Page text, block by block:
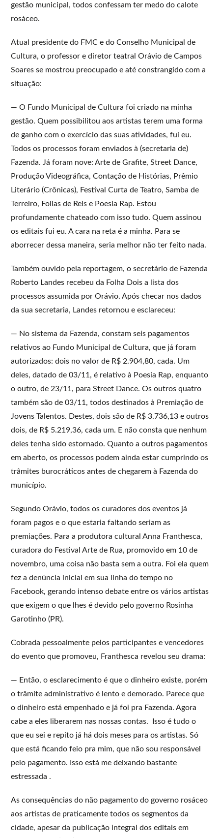
gestão municipal, todos confessam ter medo do calote
rosáceo.
Atual presidente do FMC e do Conselho Municipal de
Cultura, o professor e diretor teatral Orávio de Campos
Soares se mostrou preocupado e até constrangido com a
situação:
— O Fundo Municipal de Cultura foi criado na minha
gestão. Quem possibilitou aos artistas terem uma forma
de ganho com o exercício das suas atividades, fui eu.
Todos os processos foram enviados à (secretaria de)
Fazenda. Já foram nove: Arte de Grafite, Street Dance,
Produção Videográfica, Contação de Histórias, Prêmio
Literário (Crônicas), Festival Curta de Teatro, Samba de
Terreiro, Folias de Reis e Poesia Rap. Estou
profundamente chateado com isso tudo. Quem assinou
os editais fui eu. A cara na reta é a minha. Para se
aborrecer dessa maneira, seria melhor não ter feito nada.
Também ouvido pela reportagem, o secretário de Fazenda
Roberto Landes recebeu da Folha Dois a lista dos
processos assumida por Orávio. Após checar nos dados
da sua secretaria, Landes retornou e esclareceu:
— No sistema da Fazenda, constam seis pagamentos
relativos ao Fundo Municipal de Cultura, que já foram
autorizados: dois no valor de R$ 2.904,80, cada. Um
deles, datado de 03/11, é relativo à Poesia Rap, enquanto
o outro, de 23/11, para Street Dance. Os outros quatro
também são de 03/11, todos destinados à Premiação de
Jovens Talentos. Destes, dois são de R$ 3.736,13 e outros
dois, de R$ 5.219,36, cada um. E não consta que nenhum
deles tenha sido estornado. Quanto a outros pagamentos
em aberto, os processos podem ainda estar cumprindo os
trâmites burocráticos antes de chegarem à Fazenda do
município.
Segundo Orávio, todos os curadores dos eventos já
foram pagos e o que estaria faltando seriam as
premiações. Para a produtora cultural Anna Franthesca,
curadora do Festival Arte de Rua, promovido em 10 de
novembro, uma coisa não basta sem a outra. Foi ela quem
fez a denúncia inicial em sua linha do tempo no
Facebook, gerando intenso debate entre os vários artistas
que exigem o que lhes é devido pelo governo Rosinha
Garotinho (PR).
Cobrada pessoalmente pelos participantes e vencedores
do evento que promoveu, Franthesca revelou seu drama:
— Então, o esclarecimento é que o dinheiro existe, porém
o trâmite administrativo é lento e demorado. Parece que
o dinheiro está empenhado e já foi pra Fazenda. Agora
cabe a eles liberarem nas nossas contas. Isso é tudo o
que eu sei e repito já há dois meses para os artistas. Só
que está ficando feio pra mim, que não sou responsável
pelo pagamento. Isso está me deixando bastante
estressada .
As consequências do não pagamento do governo rosáceo
aos artistas de praticamente todos os segmentos da
cidade, apesar da publicação integral dos editais em